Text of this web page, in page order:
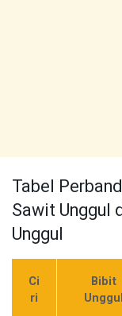
Tabel
Sawit Unggul
Unggul
Ci
ri
Bibit
Unggul